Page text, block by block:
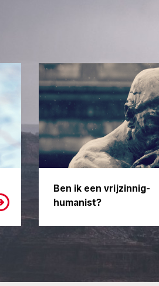
Ben ik een vrijzinnig-
humanist?